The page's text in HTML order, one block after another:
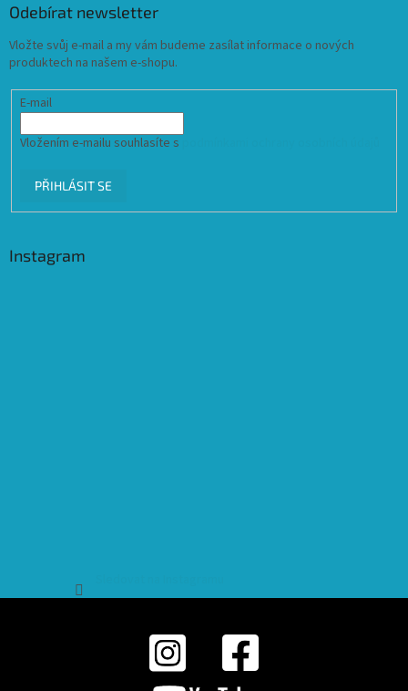
Odebírat newsletter
Vložte svůj e-mail a my vám budeme zasílat informace o nových
produktech na našem e-shopu.
E-mail
Vložením e-mailu souhlasíte s
PŘIHLÁSIT SE
Instagram